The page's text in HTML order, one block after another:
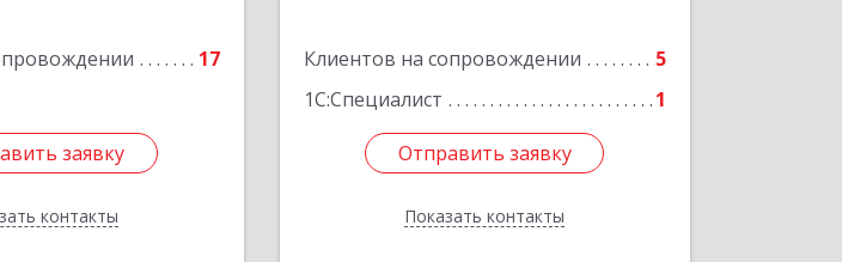
17
заявку
контакты
Подробнее
заявку
Назад
Клиентов на сопровождении
5
1С:Специалист
1
Отправить заявку
Показать контакты
Отправить заявку
Назад